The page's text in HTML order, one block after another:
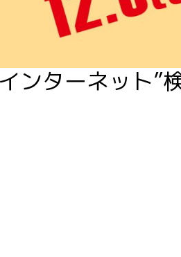
ンターネット”